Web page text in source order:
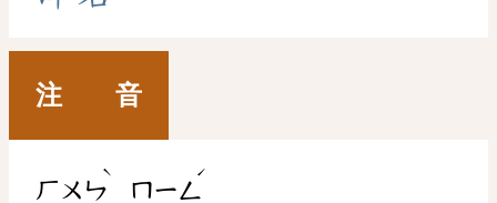
注 音
ㄏㄨㄣ
ˋ
ㄇㄧㄥ
ˊ